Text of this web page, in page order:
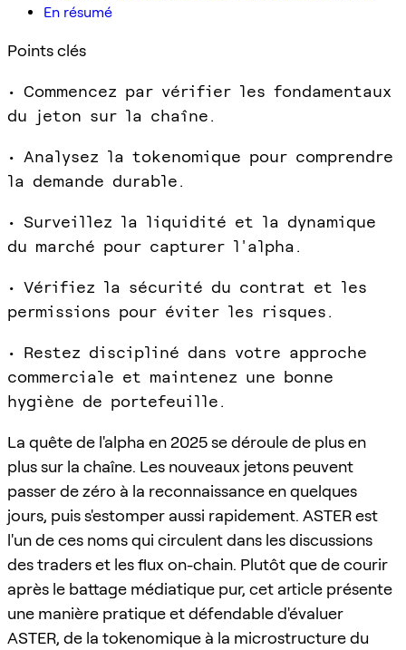
En résumé
Points clés
• Commencez par vérifier les fondamentaux
du jeton sur la chaîne.
• Analysez la tokenomique pour comprendre
la demande durable.
• Surveillez la liquidité et la dynamique
du marché pour capturer l'alpha.
• Vérifiez la sécurité du contrat et les
permissions pour éviter les risques.
• Restez discipliné dans votre approche
commerciale et maintenez une bonne
hygiène de portefeuille.
La quête de l'alpha en 2025 se déroule de plus en
plus sur la chaîne. Les nouveaux jetons peuvent
passer de zéro à la reconnaissance en quelques
jours, puis s'estomper aussi rapidement. ASTER est
l'un de ces noms qui circulent dans les discussions
des traders et les flux on-chain. Plutôt que de courir
après le battage médiatique pur, cet article présente
une manière pratique et défendable d'évaluer
ASTER, de la tokenomique à la microstructure du